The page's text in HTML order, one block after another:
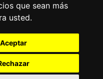
que sean más
usted.
Aceptar